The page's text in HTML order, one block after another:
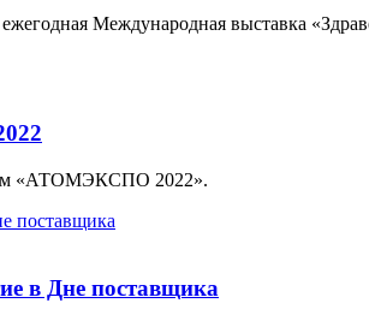
Международная выставка
«АТОМЭКСПО 2022».
в Дне поставщика